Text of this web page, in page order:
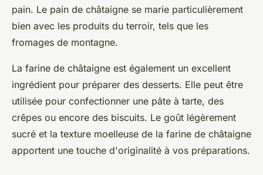
pain. Le pain de châtaigne se marie particulièrement
bien avec les produits du terroir, tels que les
fromages de montagne.
La farine de châtaigne est également un excellent
ingrédient pour préparer des desserts. Elle peut être
utilisée pour confectionner une pâte à tarte, des
crêpes ou encore des biscuits. Le goût légèrement
sucré et la texture moelleuse de la farine de châtaigne
apportent une touche d'originalité à vos préparations.